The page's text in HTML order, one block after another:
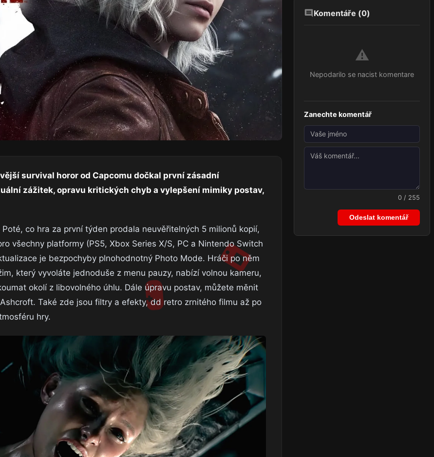
survival horor od Capcomu dočkal první zásadní
zážitek, opravu kritických chyb a vylepšení mimiky postav,
co hra za první týden prodala neuvěřitelných 5 milionů kopií,
všechny platformy (PS5, Xbox Series X/S, PC a Nintendo Switch
je bezpochyby plnohodnotný Photo Mode. Hráči po něm
který vyvoláte jednoduše z menu pauzy, nabízí volnou kameru,
okolí z libovolného úhlu. Dále úpravu postav, můžete měnit
Také zde jsou filtry a efekty, dd retro zrnitého filmu až po
hry.
Komentáře (0)
⚠️
Nepodarilo se nacist komentare
Zanechte komentář
0 / 255
Odeslat komentář